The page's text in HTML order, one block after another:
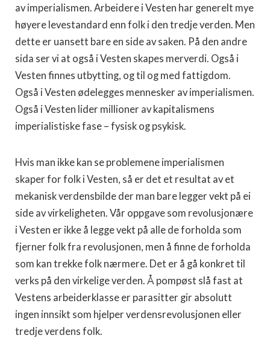
av imperialismen. Arbeidere i Vesten har generelt mye
høyere levestandard enn folk i den tredje verden. Men
dette er uansett bare en side av saken. På den andre
sida ser vi at også i Vesten skapes merverdi. Også i
Vesten finnes utbytting, og til og med fattigdom.
Også i Vesten ødelegges mennesker av imperialismen.
Også i Vesten lider millioner av kapitalismens
imperialistiske fase – fysisk og psykisk.
Hvis man ikke kan se problemene imperialismen
skaper for folk i Vesten, så er det et resultat av et
mekanisk verdensbilde der man bare legger vekt på ei
side av virkeligheten. Vår oppgave som revolusjonære
i Vesten er ikke å legge vekt på alle de forholda som
fjerner folk fra revolusjonen, men å finne de forholda
som kan trekke folk nærmere. Det er å gå konkret til
verks på den virkelige verden. Å pompøst slå fast at
Vestens arbeiderklasse er parasitter gir absolutt
ingen innsikt som hjelper verdensrevolusjonen eller
tredje verdens folk.